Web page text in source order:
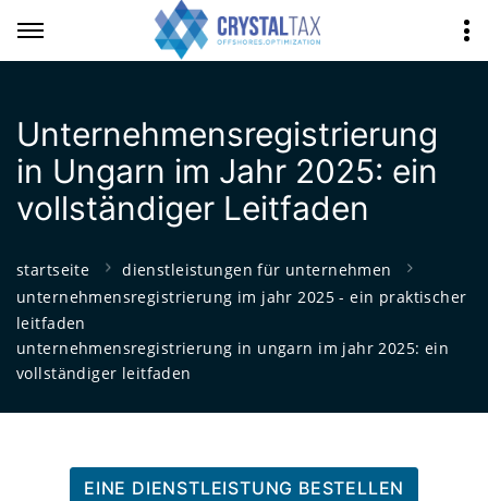
Unternehmensregistrierung
in Ungarn im Jahr 2025: ein
vollständiger Leitfaden
startseite
dienstleistungen für unternehmen
unternehmensregistrierung im jahr 2025 - ein praktischer
leitfaden
unternehmensregistrierung in ungarn im jahr 2025: ein
vollständiger leitfaden
EINE DIENSTLEISTUNG BESTELLEN